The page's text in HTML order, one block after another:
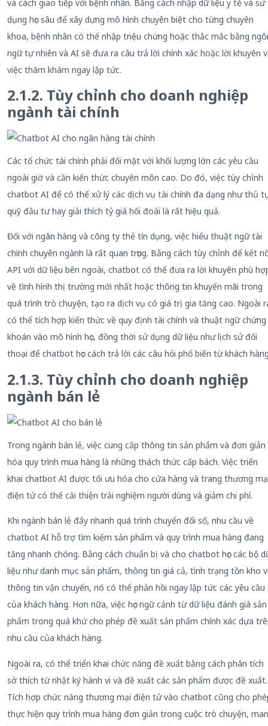
và cách giao tiếp với bệnh nhân. Bằng cách nhập dữ liệu y tế và sử
dụng học sâu để xây dựng mô hình chuyên biệt cho từng chuyên
khoa, bệnh nhân có thể nhập triệu chứng hoặc thắc mắc bằng
ngữ tự nhiên và AI sẽ đưa ra câu trả lời chính xác hoặc lời khuyên
việc thăm khám ngay lập tức.
2.1.2. Tùy chỉnh cho doanh nghiệp
ngành tài chính
Các tổ chức tài chính phải đối mặt với khối lượng lớn các yêu cầu
ngoài giờ và cần kiến thức chuyên môn cao. Do đó, việc tùy chỉnh
chatbot AI để có thể xử lý các dịch vụ tài chính đa dạng như thủ
quỹ đầu tư hay giải thích tỷ giá hối đoái là rất hiệu quả.
Đối với ngân hàng và công ty thẻ tín dụng, việc hiểu thuật ngữ tài
chính chuyên ngành là rất quan trọng. Bằng cách tùy chỉnh để kết
API với dữ liệu bên ngoài, chatbot có thể đưa ra lời khuyên phù
về tình hình thị trường mới nhất hoặc thông tin khuyến mãi trong
quá trình trò chuyện, tạo ra dịch vụ có giá trị gia tăng cao. Ngoài
có thể tích hợp kiến thức về quy định tài chính và thuật ngữ chứng
khoán vào mô hình học, đồng thời sử dụng dữ liệu như lịch sử đối
thoại để chatbot học cách trả lời các câu hỏi phổ biến từ khách
2.1.3. Tùy chỉnh cho doanh nghiệp
ngành bán lẻ
Trong ngành bán lẻ, việc cung cấp thông tin sản phẩm và đơn giản
hóa quy trình mua hàng là những thách thức cấp bách. Việc triển
khai chatbot AI được tối ưu hóa cho cửa hàng và trang thương
điện tử có thể cải thiện trải nghiệm người dùng và giảm chi phí.
Khi ngành bán lẻ đẩy nhanh quá trình chuyển đổi số, nhu cầu về
chatbot AI hỗ trợ tìm kiếm sản phẩm và quy trình mua hàng đang
tăng nhanh chóng. Bằng cách chuẩn bị và cho chatbot học các bộ
liệu như danh mục sản phẩm, thông tin giá cả, tình trạng tồn kho
thông tin vận chuyển, nó có thể phản hồi ngay lập tức các yêu cầu
của khách hàng. Hơn nữa, việc học ngữ cảnh từ dữ liệu đánh giá sản
phẩm trong quá khứ cho phép đề xuất sản phẩm chính xác dựa
nhu cầu của khách hàng.
Ngoài ra, có thể triển khai chức năng đề xuất bằng cách phân tích
sở thích từ nhật ký hành vi và đề xuất các sản phẩm được đề xuất.
Tích hợp chức năng thương mại điện tử vào chatbot cũng cho
thực hiện quy trình mua hàng đơn giản trong cuộc trò chuyện,